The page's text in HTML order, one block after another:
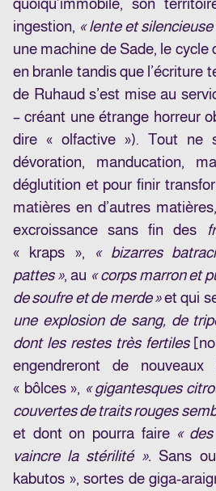
quoiqu’immobile, son
ingestion, « lente et silencieuse
une machine de Sade, le cycle
en branle tandis que l’écriture
de Ruhaud s’est mise au
– créant une étrange horreur
dire « olfactive »). Tout ne
dévoration, manducation,
déglutition et pour finir
matières en d’autres
excroissance sans fin des
« kraps », « bizarres
pattes », au « corps marron et
de soufre et de merde »et qui
une explosion de sang, de
dont les restes très fertiles
engendreront de
« bôlces », « gigantesques
couvertes de traits rouges
et dont on pourra faire «
vaincre la stérilité ». Sans
kabutos », sortes de giga-